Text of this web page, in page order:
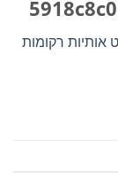
אותיות רקומות